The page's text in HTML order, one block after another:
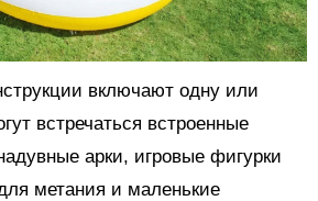
включают одну или
встречаться встроенные
арки, игровые фигурки
метания и маленькие